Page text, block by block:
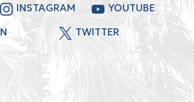
INSTAGRAM
YOUTUBE
TWITTER